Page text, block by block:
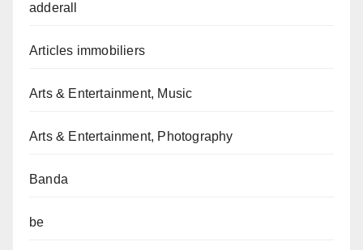
adderall
Articles immobiliers
Arts & Entertainment, Music
Arts & Entertainment, Photography
Banda
be